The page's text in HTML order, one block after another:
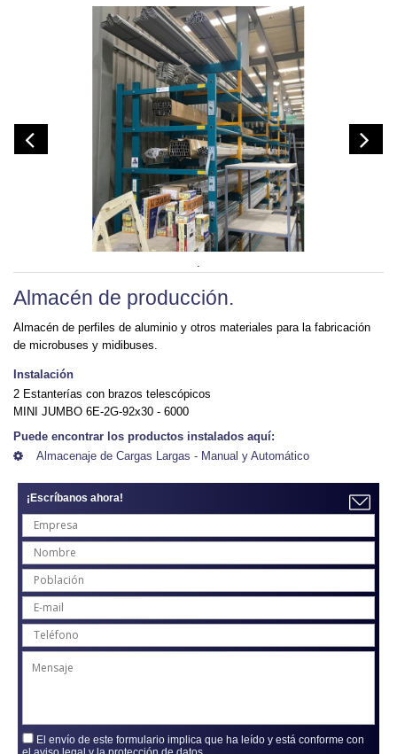
Almacén de producción.
Almacén de perfiles de aluminio y otros materiales para la fabricación
de microbuses y midibuses.
Instalación
2 Estanterías con brazos telescópicos
MINI JUMBO 6E-2G-92x30 - 6000
Puede encontrar los productos instalados aquí:
Almacenaje de Cargas Largas - Manual y Automático
¡Escríbanos ahora!
El envío de este formulario implica que ha leído y está conforme con